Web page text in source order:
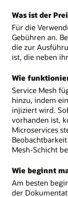
Was ist der
Für die
Gebühren an.
die zur
ist, die neben
Wie
Service Mesh
hinzu, indem
injiziert wird.
vorhanden ist,
Microservices
Mesh-Schicht
Wie beginnt
Am besten
der